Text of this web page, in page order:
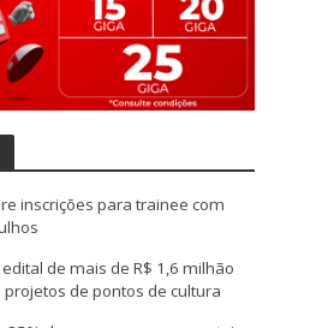
inscrições para trainee com
de mais de R$ 1,6 milhão
de pontos de cultura